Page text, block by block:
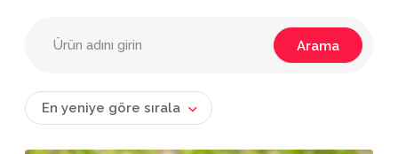
En yeniye göre sırala